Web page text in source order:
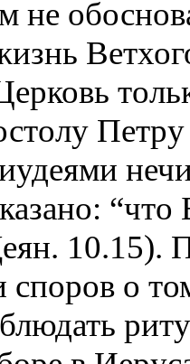
не
“что
10.15).
споров о